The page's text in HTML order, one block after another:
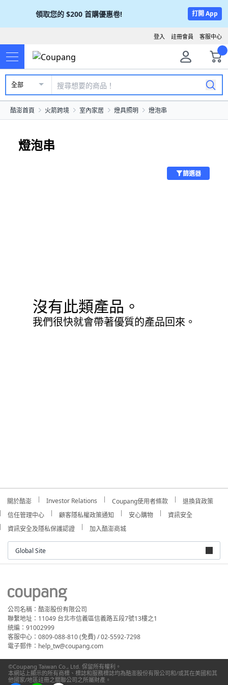
領取您的 $200 首購優惠卷! 打開 App
客服中心
註冊會員
登入
全部
酷澎首頁 火箭跨境 室內家居 燈具照明 燈泡串
燈泡串
篩選器
沒有此類產品。
我們很快就會帶著優質的產品回來。
關於酷澎 Investor Relations Coupang使用者條款
退換貨政策
信任管理中心
顧客隱私權政策通知 安心購物
資訊安全
資訊安全及隱私保護認證
加入酷澎商城
Global Site
公司名稱：酷澎股份有限公司
聯繫地址：11049 台北市信義區信義路五段7號13樓之1
統編：91002999
客服中心：0809-088-810 (免費) / 02-5592-7298
電子郵件：help_tw@coupang.com
©Coupang Taiwan Co., Ltd. 保留所有權利。
本網站上顯示的所有商標、標誌和服務標誌均為酷澎股份有限公司和/或其在美國和其
他國家/地區註冊之關聯公司之所屬財產。